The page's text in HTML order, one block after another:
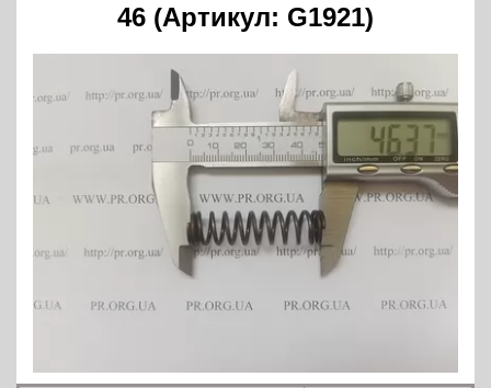
46 (Артикул: G1921)